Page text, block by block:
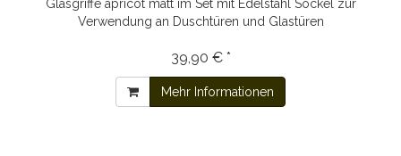
Glasgriffe apricot matt im Set mit Edelstahl Sockel zur
Verwendung an Duschtüren und Glastüren
39,90 € *
Mehr Informationen